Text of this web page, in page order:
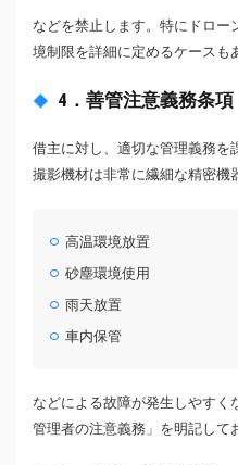
などを禁止します。特にドロ
境制限を詳細に定めるケースも
4．善管注意義務条項
借主に対し、適切な管理義務を
撮影機材は非常に繊細な精密機
高温環境放置
砂塵環境使用
雨天放置
車内保管
などによる故障が発生しやすく
管理者の注意義務」を明記して